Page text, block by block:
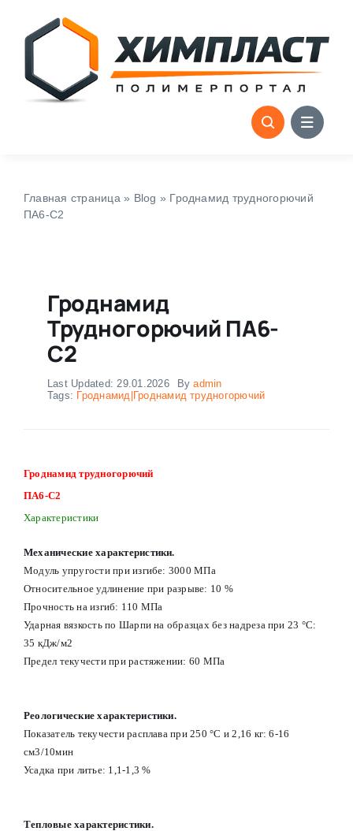
content
Главная страница » Blog » Гроднамид трудногорючий
ПА6-С2
Гроднамид
Трудногорючий ПА6-
С2
Last Updated: 29.01.2026 Byadmin
Tags: Гроднамид|Гроднамид трудногорючий
Гроднамид трудногорючий
ПА6-С2
Характеристики
Механические характеристики.
Модуль упругости при изгибе: 3000 МПа
Относительное удлинение при разрыве: 10 %
Прочность на изгиб: 110 МПа
Ударная вязкость по Шарпи на образцах без надреза при 23 °С:
35 кДж/м2
Предел текучести при растяжении: 60 МПа
Реологические характеристики.
Показатель текучести расплава при 250 °С и 2,16 кг: 6-16
см3/10мин
Усадка при литье: 1,1-1,3 %
Тепловые характеристики.